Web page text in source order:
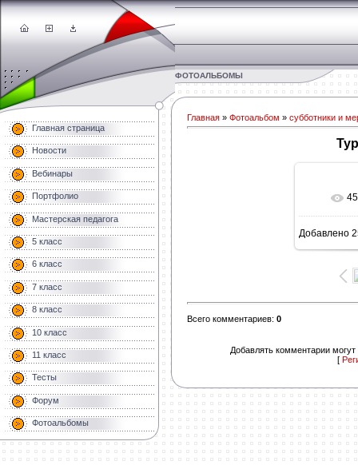
ФОТОАЛЬБОМЫ
Главная страница
Новости
Вебинары
Портфолио
Мастерская педагога
5 класс
6 класс
7 класс
8 класс
10 класс
11 класс
Тесты
Форум
Фотоальбомы
Главная » Фотоальбом » субботники и
В
Добавлено
Всего комментариев: 0
Добавлять комментарии могут
[